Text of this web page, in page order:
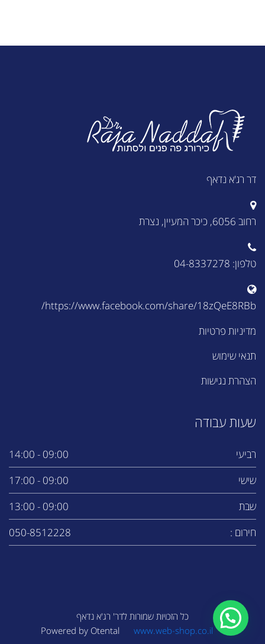
דר רג'א נדאף
רחוב 6056, כיכר המעיין, נצרת
טלפון: 04-8337278
https://www.facebook.com/share/18zQeE8RBb/
מדיניות פרטיות
תנאי שימוש
הצהרת נגישות
שעות עבודה
רביעי
09:00 - 14:00
שישי
09:00 - 17:00
שבת
09:00 - 13:00
חירום :
050-8512228
כל הזכויות שמורות לדר' רג'א נדאף
Powered by Otental
www.web-shop.co.il